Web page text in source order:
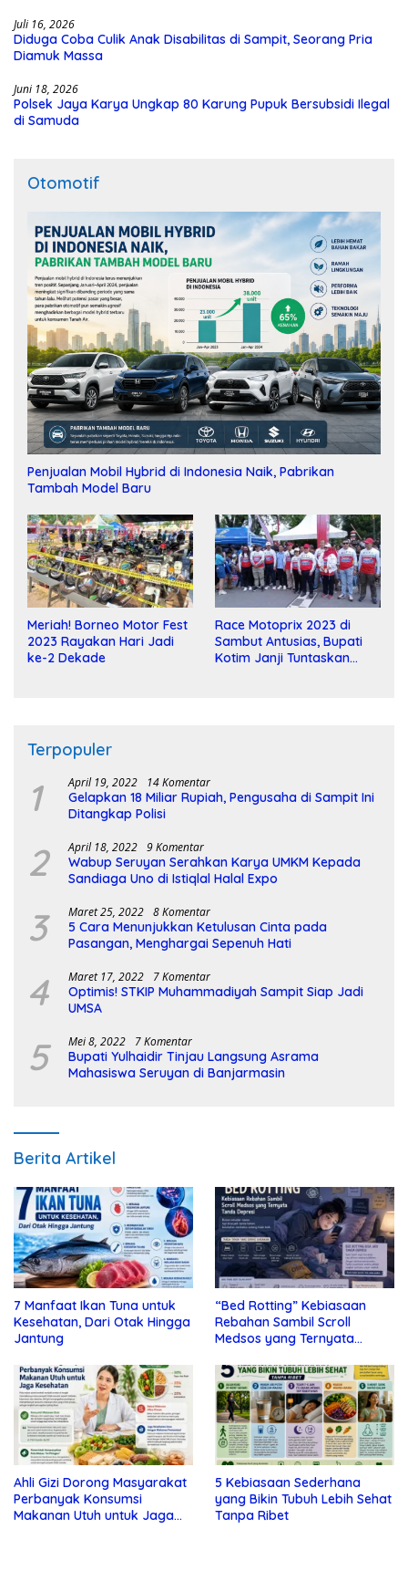
Juli 16, 2026
Diduga Coba Culik Anak Disabilitas di Sampit, Seorang Pria
Diamuk Massa
Juni 18, 2026
Polsek Jaya Karya Ungkap 80 Karung Pupuk Bersubsidi Ilegal
di Samuda
Otomotif
Penjualan Mobil Hybrid di Indonesia Naik, Pabrikan
Tambah Model Baru
Meriah! Borneo Motor Fest
2023 Rayakan Hari Jadi
ke-2 Dekade
Race Motoprix 2023 di
Sambut Antusias, Bupati
Kotim Janji Tuntaskan
Terpopuler
1 April 19, 2022 14 Komentar
Gelapkan 18 Miliar Rupiah, Pengusaha di Sampit Ini
Ditangkap Polisi
2 April 18, 2022 9 Komentar
Wabup Seruyan Serahkan Karya UMKM Kepada
Sandiaga Uno di Istiqlal Halal Expo
3 Maret 25, 2022 8 Komentar
5 Cara Menunjukkan Ketulusan Cinta pada
Pasangan, Menghargai Sepenuh Hati
4 Maret 17, 2022 7 Komentar
Optimis! STKIP Muhammadiyah Sampit Siap Jadi
UMSA
5 Mei 8, 2022 7 Komentar
Bupati Yulhaidir Tinjau Langsung Asrama
Mahasiswa Seruyan di Banjarmasin
Berita Artikel
7 Manfaat Ikan Tuna untuk
Kesehatan, Dari Otak Hingga
Jantung
“Bed Rotting” Kebiasaan
Rebahan Sambil Scroll
Medsos yang Ternyata
Ahli Gizi Dorong Masyarakat
Perbanyak Konsumsi
Makanan Utuh untuk Jaga
5 Kebiasaan Sederhana
yang Bikin Tubuh Lebih Sehat
Tanpa Ribet